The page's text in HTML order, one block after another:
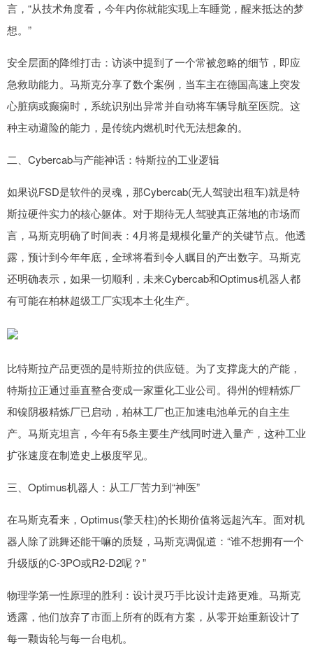
言，“从技术角度看，今年内你就能实现上车睡觉，醒来抵达的梦
想。”
安全层面的降维打击：访谈中提到了一个常被忽略的细节，即应
急救助能力。马斯克分享了数个案例，当车主在德国高速上突发
心脏病或癫痫时，系统识别出异常并自动将车辆导航至医院。这
种主动避险的能力，是传统内燃机时代无法想象的。
二、Cybercab与产能神话：特斯拉的工业逻辑
如果说FSD是软件的灵魂，那Cybercab(无人驾驶出租车)就是特
斯拉硬件实力的核心躯体。对于期待无人驾驶真正落地的市场而
言，马斯克明确了时间表：4月将是规模化量产的关键节点。他透
露，预计到今年年底，全球将看到令人瞩目的产出数字。马斯克
还明确表示，如果一切顺利，未来Cybercab和Optimus机器人都
有可能在柏林超级工厂实现本土化生产。
比特斯拉产品更强的是特斯拉的供应链。为了支撑庞大的产能，
特斯拉正通过垂直整合变成一家重化工业公司。得州的锂精炼厂
和镍阴极精炼厂已启动，柏林工厂也正加速电池单元的自主生
产。马斯克坦言，今年有5条主要生产线同时进入量产，这种工业
扩张速度在制造史上极度罕见。
三、Optimus机器人：从工厂苦力到“神医”
在马斯克看来，Optimus(擎天柱)的长期价值将远超汽车。面对机
器人除了跳舞还能干嘛的质疑，马斯克调侃道：“谁不想拥有一个
升级版的C-3PO或R2-D2呢？”
物理学第一性原理的胜利：设计灵巧手比设计走路更难。马斯克
透露，他们放弃了市面上所有的既有方案，从零开始重新设计了
每一颗齿轮与每一台电机。